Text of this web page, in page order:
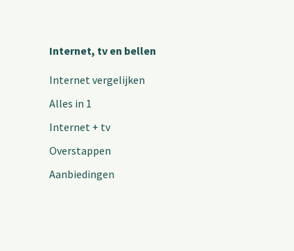
Internet, tv en bellen
Internet vergelijken
Alles in 1
Internet + tv
Overstappen
Aanbiedingen